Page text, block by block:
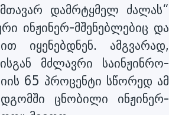
დამრტყმელ ძალას“
ინჟინერ-მშენებლებიც და
იყენებდნენ. ამგვარად,
მძლავრი საინჟინრო-
65 პროცენტი სწორედ ამ
ცნობილი ინჟინერ-